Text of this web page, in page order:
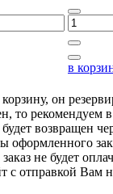
в
он
то рекомендуем
возвращен
оформленного
не будет
с отправкой Вам